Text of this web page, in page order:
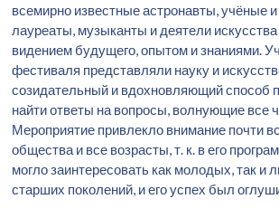
всемирно известные астронавты, учёные
лауреаты, музыканты и деятели
видением будущего, опытом и знаниями.
фестиваля представляли науку и
созидательный и вдохновляющий способ
найти ответы на вопросы, волнующие все
Мероприятие привлекло внимание почти
общества и все возрасты, т. к. в его
могло заинтересовать как молодых, так и
старших поколений, и его успех был